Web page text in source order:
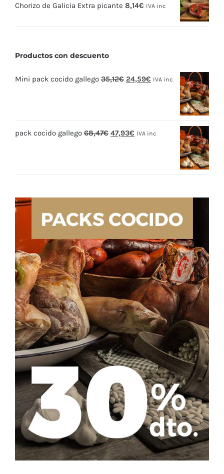
Chorizo de Galicia Extra picante 8,14€ IVA inc
Productos con descuento
Mini pack cocido gallego 35,12€ El
35,12€.
24,59€ El
24,59€.
IVA inc
pack cocido gallego 68,47€ El
47,93€ El
IVA inc